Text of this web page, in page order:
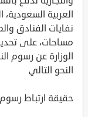
العربية
نفايات الفنادق
مساحات، على
الوزارة عن رسوم
النحو التالي
حقيقة ارتباط رسوم